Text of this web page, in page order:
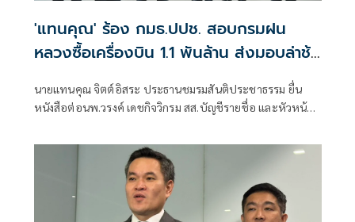
'แทนคุณ' ร้อง กมธ.ปปช. สอบกรมฝน
หลวงซื้อเครื่องบิน 1.1 พันล้าน ส่งมอบล่าช้า
นายแทนคุณ จิตต์อิสระ ประธานชมรมสันติประชาธรรม ยื่น
หนังสือต่อนพ.วรงค์ เดชกิจวิกรม สส.บัญชีรายชื่อ และหัวหน้า
ป้องกันและปราบปรามการทุจริตประพฤติมิชอบ หรือ
กมธ.ป.ป.ช. เรื่อง กรณีทุจริตการจัดซื้อเครื่องบินกรมฝนหลวง